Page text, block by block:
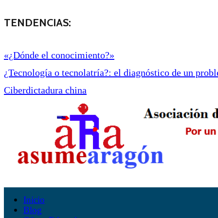
TENDENCIAS:
«¿Dónde el conocimiento?»
¿Tecnología o tecnolatría?: el diagnóstico de un
Ciberdictadura china
Inicio
Blog